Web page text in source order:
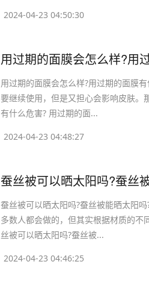
2024-04-23 04:50:30
用过期的面膜会怎么样?用
用过期的面膜会怎么样?用过期的面膜
要继续使用，但是又担心会影响皮肤。
有什么危害? 用过期的面...
2024-04-23 04:48:27
蚕丝被可以晒太阳吗?蚕丝
蚕丝被可以晒太阳吗?蚕丝被能晒太阳
多数人都会做的，但其实根据材质的
丝被可以晒太阳吗?蚕丝被...
2024-04-23 04:46:25